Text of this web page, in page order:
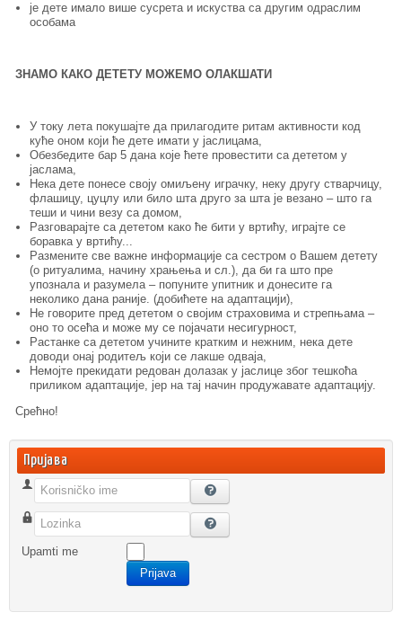
је дете имало више сусрета и искуства са другим одраслим
особама
ЗНАМО КАКО ДЕТЕТУ МОЖЕМО ОЛАКШАТИ
У току лета покушајте да прилагодите ритам активности код
куће оном који ће дете имати у јаслицама,
Обезбедите бар 5 дана које ћете провестити са дететом у
јаслама,
Нека дете понесе своју омиљену играчку, неку другу стварчицу,
флашицу, цуцлу или било шта друго за шта је везано – што га
теши и чини везу са домом,
Разговарајте са дететом како ће бити у вртићу, играјте се
боравка у вртићу...
Размените све важне информације са сестром о Вашем детету
(о ритуалима, начину храњења и сл.), да би га што пре
упознала и разумела – попуните упитник и донесите га
неколико дана раније. (добићете на адаптацији),
Не говорите пред дететом о својим страховима и стрепњама –
оно то осећа и може му се појачати несигурност,
Растанке са дететом учините кратким и нежним, нека дете
доводи онај родитељ који се лакше одваја,
Немојте прекидати редован долазак у јаслице због тешкоћа
приликом адаптације, јер на тај начин продужавате адаптацију.
Срећно!
Пријава
Korisničko ime
Lozinka
Upamti me
Prijava